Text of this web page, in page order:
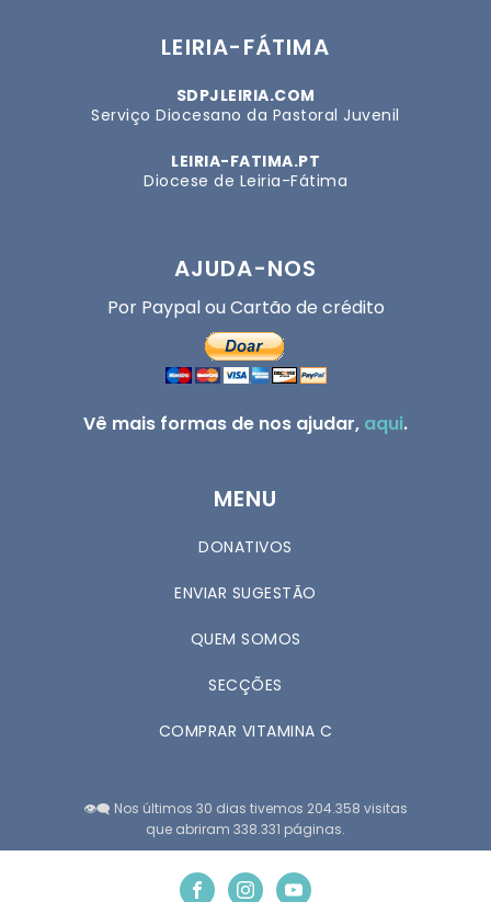
LEIRIA-FÁTIMA
SDPJLEIRIA.COM
Serviço Diocesano da Pastoral Juvenil
LEIRIA-FATIMA.PT
Diocese de Leiria-Fátima
AJUDA-NOS
Por Paypal ou Cartão de crédito
Vê mais formas de nos ajudar, aqui.
MENU
DONATIVOS
ENVIAR SUGESTÃO
QUEM SOMOS
SECÇÕES
COMPRAR VITAMINA C
👁️‍🗨️ Nos últimos 30 dias tivemos 204.358 visitas
que abriram 338.331 páginas.